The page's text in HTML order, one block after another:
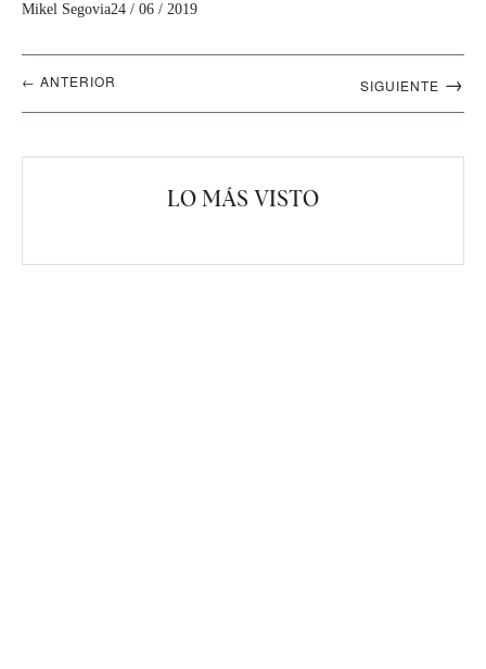
Mikel Segovia24 / 06 / 2019
Navegación
artículos
SIGUIENTE →
← ANTERIOR
LO MÁS VISTO